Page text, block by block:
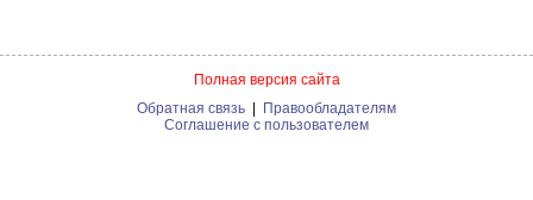
Полная версия сайта
Обратная связь | Правообладателям
Соглашение с пользователем